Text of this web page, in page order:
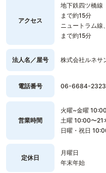
アクセス
地下鉄四ツ橋線
まで約15分
ニュートラム線
まで約15分
法人名／屋号 株式会社ルネサ
電話番号 06-6684-2323
営業時間
火曜~金曜
土曜 10:00〜
日曜・祝日
定休日
月曜日
年末年始